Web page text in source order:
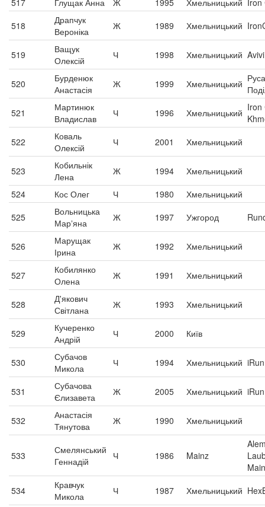
517 Глущак Анна Ж 1995 Хмельницький
518
Драпчук
Вероніка
Ж 1989 Хмельницький
519
Ващук
Олексій
Ч 1998 Хмельницький Avivi
520
Бурденюк
Анастасія
Ж 1999 Хмельницький
521
Мартинюк
Владислав
Ч 1996 Хмельницький Iron
522
Коваль
Олексій
Ч 2001 Хмельницький
523
Кобильнік
Лена
Ж 1994
Хмельницький
524
Кос Олег Ч 1980
Хмельницький
525
Вольницька
Марʼяна
Ж 1997 Ужгород
526
Марущак
Ірина
Ж 1992 Хмельницький
527
Кобилянко
Олена
Ж 1991 Хмельницький
528
Д'якович
Світлана
Ж 1993 Хмельницький
529
Кучеренко
Андрій
Ч 2000 Київ
530
Субачов
Микола
Ч 1994 Хмельницький iRun
531
Субачова
Єлизавета
Ж 2005 Хмельницький iRun
532
Анастасія
Тянутова
Ж 1990 Хмельницький
533
Смелянський
Геннадій
Ч 1986 Mainz
534
Кравчук
Микола
Ч 1987 Хмельницький